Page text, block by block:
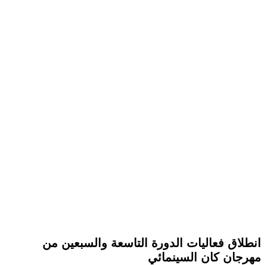
انطلاق فعاليات الدورة التاسعة والسبعين من
مهرجان كان السينمائي